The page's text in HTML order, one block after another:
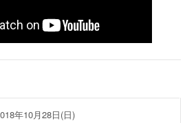
年10月28日(日)